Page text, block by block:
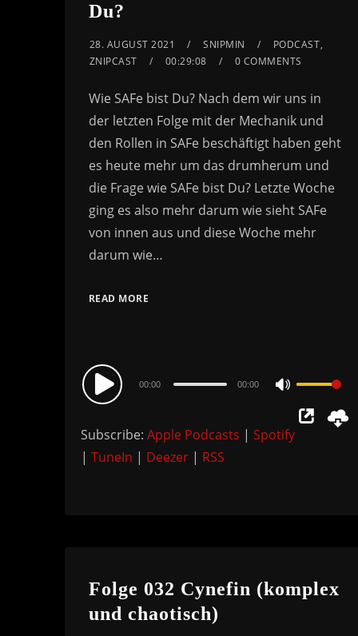
Du?
28. AUGUST 2021 SNIPMIN PODCAST,
ZNIPCAST
00:29:08 0 COMMENTS
Wie SAFe bist Du? Nach dem wir uns in
der letzten Folge mit der Mechanik und
den Rollen in SAFe beschäftigt haben geht
es heute mehr um das drumherum und
die Frage wie SAFe bist Du? Letzte Woche
ging es also mehr darum wie sieht SAFe
von innen aus und diese Woche mehr
darum wie…
READ MORE
Audio
Player
00:00 00:00
Up/Down
Subscribe: Apple Podcasts | Spotify
| TuneIn | Deezer| RSS
Folge 032 Cynefin (komplex
und chaotisch)